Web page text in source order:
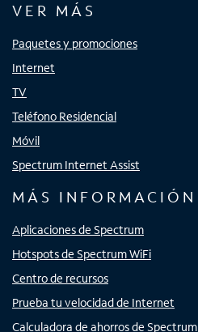
VER MÁS
Paquetes y promociones
Internet
TV
Teléfono Residencial
Móvil
Spectrum Internet Assist
MÁS INFORMACIÓN
Aplicaciones de Spectrum
Hotspots de Spectrum WiFi
Centro de recursos
Prueba tu velocidad de Internet
Calculadora de ahorros de Spectrum